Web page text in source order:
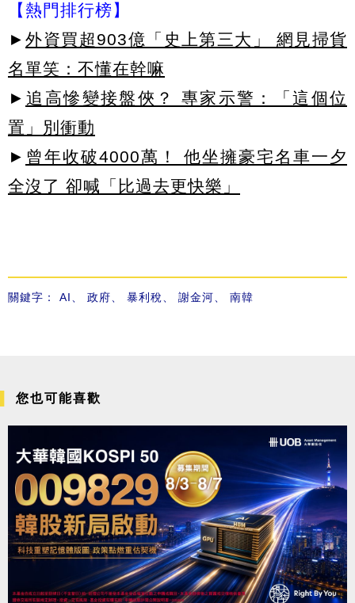
【熱門排行榜】
► 外資買超903億「史上第三大」 網見掃貨
名單笑：不懂在幹嘛
► 追高慘變接盤俠？ 專家示警：「這個位
置」別衝動
► 曾年收破4000萬！ 他坐擁豪宅名車一夕
全沒了 卻喊「比過去更快樂」
關鍵字： AI 政府 暴利稅 謝金河 南韓
您也可能喜歡